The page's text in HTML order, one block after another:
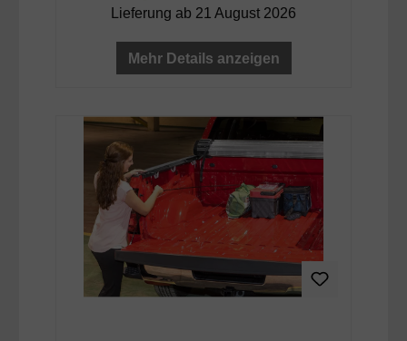
Lieferung ab 21 August 2026
Mehr Details anzeigen